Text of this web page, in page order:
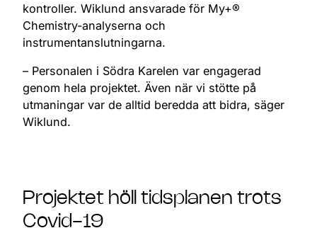
kontroller. Wiklund ansvarade för My+®
Chemistry-analyserna och
instrumentanslutningarna.
– Personalen i Södra Karelen var engagerad
genom hela projektet. Även när vi stötte på
utmaningar var de alltid beredda att bidra, säger
Wiklund.
Projektet höll tidsplanen trots
Covid-19